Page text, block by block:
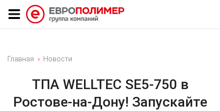
Главная Новости
ТПА WELLTEC SE5-750 в
Ростове-на-Дону! Запускайте